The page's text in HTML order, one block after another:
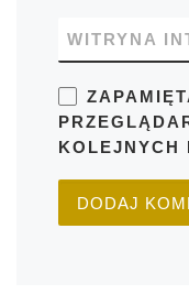
WITRYNA
KOLEJNYCH